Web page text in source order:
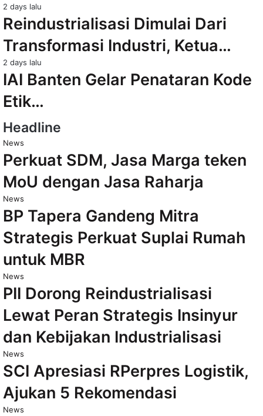
2 days lalu
Reindustrialisasi Dimulai Dari
Transformasi Industri, Ketua…
2 days lalu
IAI Banten Gelar Penataran Kode
Etik…
Headline
News
Perkuat SDM, Jasa Marga teken
MoU dengan Jasa Raharja
News
BP Tapera Gandeng Mitra
Strategis Perkuat Suplai Rumah
untuk MBR
News
PII Dorong Reindustrialisasi
Lewat Peran Strategis Insinyur
dan Kebijakan Industrialisasi
News
SCI Apresiasi RPerpres Logistik,
Ajukan 5 Rekomendasi
News